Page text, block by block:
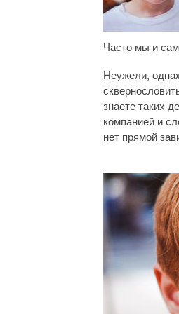
Часто мы и
Неужели,
знаете таких
компанией и
нет прямой